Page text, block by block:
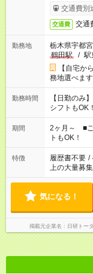
交通費別
交通費 交通
勤務地
栃木県宇都
鶴田駅
/ 駅
【自宅か
務地選べます
勤務時間
【日勤のみ】9:00
シフトも
「家族とお
など、あなた
ーク希望の
のお仕事の
ません
期間
2ヶ月～ ■ご
トもOK！
特徴 履歴書不要 /
上の大量募集
気になる！
掲載元企業名 日研トー